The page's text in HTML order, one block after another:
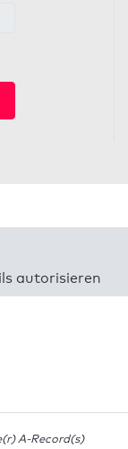
autorisieren
A-Record(s)